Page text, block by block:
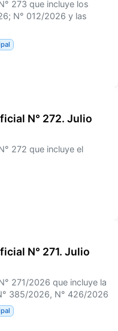
273 que incluye los
N° 012/2026 y las
N° 272. Julio
272 que incluye el
N° 271. Julio
271/2026 que incluye la
385/2026, N° 426/2026